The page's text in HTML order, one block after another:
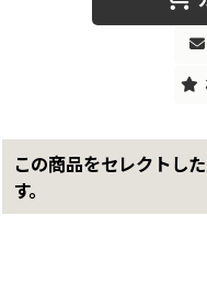
この商品をセレクトし
す。